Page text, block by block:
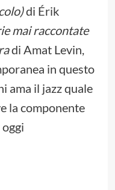
di Érik
mai raccontate
di Amat Levin,
in questo
ama il jazz quale
la componente